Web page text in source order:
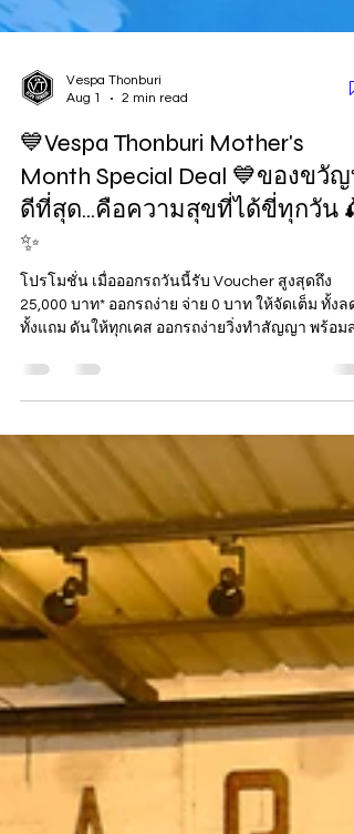
2 min read
💙Vespa Thonburi Mother's
Month Special Deal 💙ของขวัญที่
ดีที่สุด...คือความสุขที่ได้ขี่ทุกวัน 🛵
✨
โปรโมชั่น เมื่อออกรถวันนี้รับ Voucher สูงสุดถึง
25,000 บาท* ออกรถง่าย จ่าย 0 บาท ให้จัดเต็ม ทั้งลด
ทั้งแถม ดันให้ทุกเคส ออกรถง่ายวิ่งทำสัญญา พร้อมส่
PRIMAVERA รับส่วนลดสูงสุด 20,000 บาท * รุ่น GTS
150cc รับส่วนลดสูงสุด 5,000 บาท* รุ่น GTV 300cc
รับส่วนลดสูงสุด 8,000 บาท* รับฟรี! Welcome Kit ไป
กับ Vespa ทุกรุ่น VESPA S125 I-GET ราคา
รับส่วนลด 22,000.- NEW VESPA LX 150